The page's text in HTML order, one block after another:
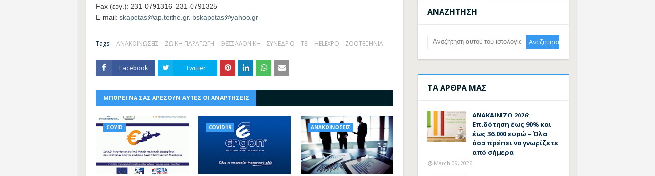
Fax (εργ.): 231-0791316, 231-0791325
E-mail: skapetas@ap.teithe.gr, bskapetas@yahoo.gr
Tags: ΑΝΑΚΟΙΝΩΣΕΙΣ ΖΩΙΚΗ ΠΑΡΑΓΩΓΗ ΘΕΣΣΑΛΟΝΙΚΗ ΣΥΝΕΔΡΙΟ ΤΕΙ HELEXPO ZOOTECHNIA
Facebook Twitter
ΜΠΟΡΕΙ ΝΑ ΣΑΣ ΑΡΕΣΟΥΝ ΑΥΤΕΣ ΟΙ ΑΝΑΡΤΗΣΕΙΣ
COVID COVID19 ΑΝΑΚΟΙΝΩΣΕΙΣ
ΑΝΑΖΗΤΗΣΗ
ΤΑ ΑΡΘΡΑ ΜΑΣ
ΑΝΑΚΑΙΝΙΖΩ 2026:
Επιδότηση έως 90% και
έως 36.000 ευρώ – Όλα
όσα πρέπει να γνωρίζετε
από σήμερα
March 09, 2026